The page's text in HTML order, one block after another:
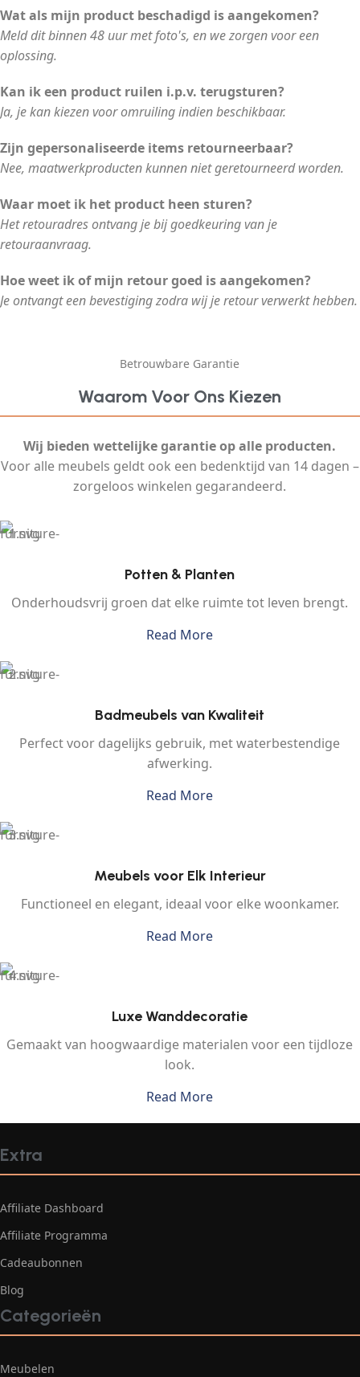
Wat als mijn product beschadigd is aangekomen?
Meld dit binnen 48 uur met foto's, en we zorgen voor een
oplossing.
Kan ik een product ruilen i.p.v. terugsturen?
Ja, je kan kiezen voor omruiling indien beschikbaar.
Zijn gepersonaliseerde items retourneerbaar?
Nee, maatwerkproducten kunnen niet geretourneerd worden.
Waar moet ik het product heen sturen?
Het retouradres ontvang je bij goedkeuring van je
retouraanvraag.
Hoe weet ik of mijn retour goed is aangekomen?
Je ontvangt een bevestiging zodra wij je retour verwerkt hebben.
Betrouwbare Garantie
Waarom Voor Ons Kiezen
Wij bieden wettelijke garantie op alle producten.
Voor alle meubels geldt ook een bedenktijd van 14 dagen –
zorgeloos winkelen gegarandeerd.
Potten & Planten
Onderhoudsvrij groen dat elke ruimte tot leven brengt.
Read More
Badmeubels van Kwaliteit
Perfect voor dagelijks gebruik, met waterbestendige
afwerking.
Read More
Meubels voor Elk Interieur
Functioneel en elegant, ideaal voor elke woonkamer.
Read More
Luxe Wanddecoratie
Gemaakt van hoogwaardige materialen voor een tijdloze
look.
Read More
Extra
Affiliate Dashboard
Affiliate Programma
Cadeaubonnen
Blog
Categorieën
Meubelen